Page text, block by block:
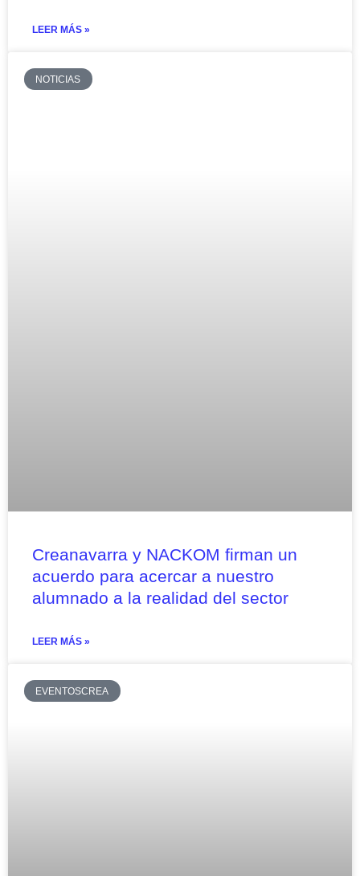
LEER MÁS »
NOTICIAS
Creanavarra y NACKOM firman un
acuerdo para acercar a nuestro
alumnado a la realidad del sector
LEER MÁS »
EVENTOSCREA